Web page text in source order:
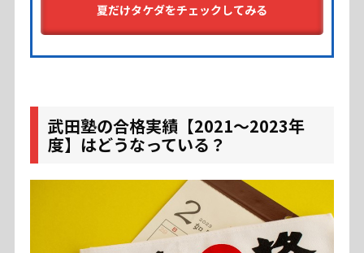
夏だけタケダをチェックしてみる
武田塾の合格実績【2021〜2023年
度】はどうなっている？